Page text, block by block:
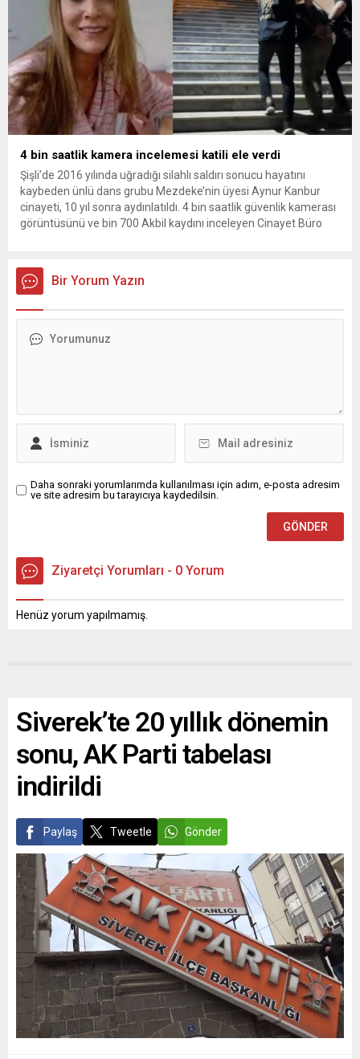
4 bin saatlik kamera incelemesi katili ele verdi
Şişli’de 2016 yılında uğradığı silahlı saldırı sonucu hayatını
kaybeden ünlü dans grubu Mezdeke’nin üyesi Aynur Kanbur
cinayeti, 10 yıl sonra aydınlatıldı. 4 bin saatlik güvenlik kamerası
görüntüsünü ve bin 700 Akbil kaydını inceleyen Cinayet Büro
Bir Yorum Yazın
Daha sonraki yorumlarımda kullanılması için adım, e-posta adresim
ve site adresim bu tarayıcıya kaydedilsin.
Ziyaretçi Yorumları - 0 Yorum
Henüz yorum yapılmamış.
Siverek’te 20 yıllık dönemin
sonu, AK Parti tabelası
indirildi
Paylaş Tweetle Gönder